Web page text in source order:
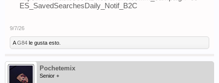
ES_SavedSearchesDaily_Notif_B2C
9/7/26
AG84 le gusta esto.
Pochetemix
Senior +